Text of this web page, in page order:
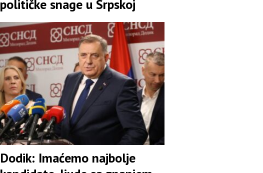
političke snage u Srpskoj
Dodik: Imaćemo najbolje